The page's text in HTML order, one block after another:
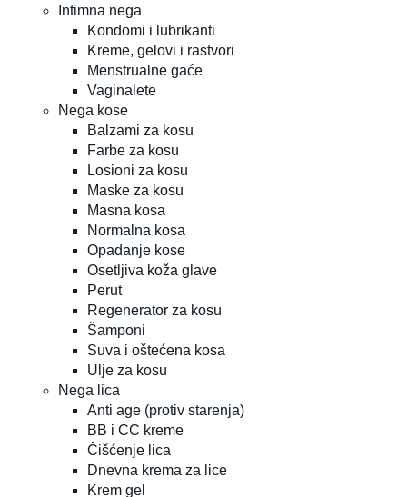
Intimna nega
Kondomi i lubrikanti
Kreme, gelovi i rastvori
Menstrualne gaće
Vaginalete
Nega kose
Balzami za kosu
Farbe za kosu
Losioni za kosu
Maske za kosu
Masna kosa
Normalna kosa
Opadanje kose
Osetljiva koža glave
Perut
Regenerator za kosu
Šamponi
Suva i oštećena kosa
Ulje za kosu
Nega lica
Anti age (protiv starenja)
BB i CC kreme
Čišćenje lica
Dnevna krema za lice
Krem gel